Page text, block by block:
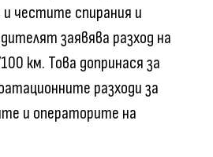
честите спирания и
заявява разход на
км. Това допринася за
разходи за
и операторите на